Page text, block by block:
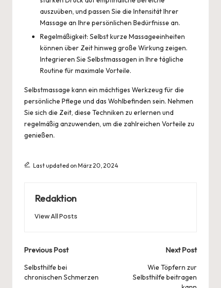
auszuüben, und passen Sie die Intensität Ihrer
Massage an Ihre persönlichen Bedürfnisse an.
Regelmäßigkeit: Selbst kurze Massageeinheiten
können über Zeit hinweg große Wirkung zeigen.
Integrieren Sie Selbstmassagen in Ihre tägliche
Routine für maximale Vorteile.
Selbstmassage kann ein mächtiges Werkzeug für die
persönliche Pflege und das Wohlbefinden sein. Nehmen
Sie sich die Zeit, diese Techniken zu erlernen und
regelmäßig anzuwenden, um die zahlreichen Vorteile zu
genießen.
Last updated on März 20, 2024
Redaktion
View All Posts
Post
navigation
Previous Post
Selbsthilfe bei
chronischen Schmerzen
Next Post
Wie Töpfern zur
Selbsthilfe beitragen